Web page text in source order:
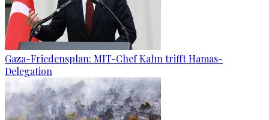
Gaza-Friedensplan: MIT-Chef Kalın trifft Hamas-
Delegation